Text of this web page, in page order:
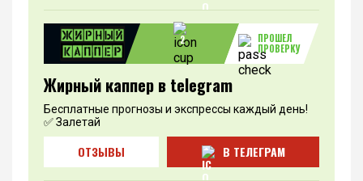
2
ПРОШЕЛ
ПРОВЕРКУ
Жирный каппер в telegram
Бесплатные прогнозы и экспрессы каждый день!
✅ Залетай
ОТЗЫВЫ В ТЕЛЕГРАМ